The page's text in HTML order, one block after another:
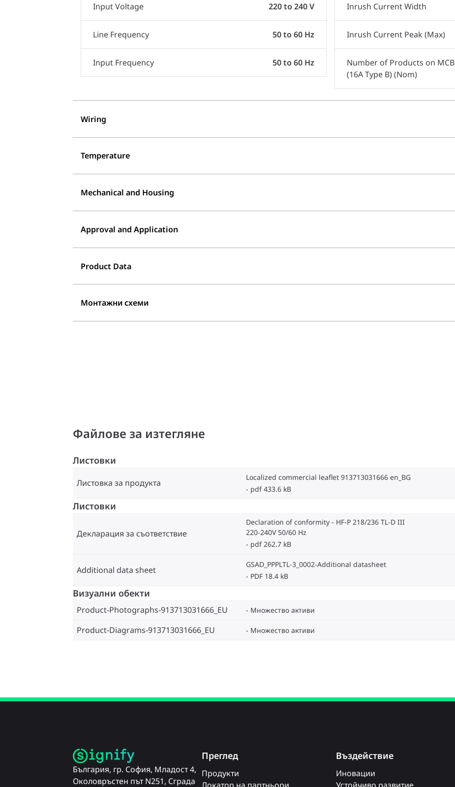
Input Voltage 220 to 240 V
Line Frequency 50 to 60 Hz
Input Frequency 50 to 60 Hz
Inrush Current Width
Inrush Current Peak (Max)
Number of Products on MCB
(16A Type B) (Nom)
Wiring
Temperature
Mechanical and Housing
Approval and Application
Product Data
Монтажни схеми
Файлове за изтегляне
Листовки
Листовка за продукта
Localized commercial leaflet 913713031666 en_BG
pdf 433.6 kB
Листовки
Декларация за съответствие
Declaration of conformity - HF-P 218/236 TL-D III
220-240V 50/60 Hz
pdf 262.7 kB
Additional data sheet
GSAD_PPPLTL-3_0002-Additional datasheet
PDF 18.4 kB
Визуални обекти
Product-Photographs-913713031666_EU Множество активи
Product-Diagrams-913713031666_EU
Множество активи
България, гр. София, Младост 4,
Околовръстен път N251, Сграда
Преглед
Продукти
Въздействие
Иновации